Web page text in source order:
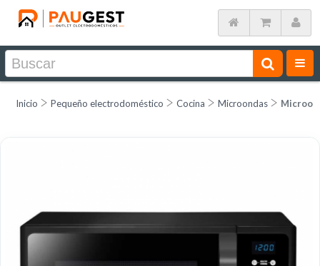
Inicio Pequeño electrodoméstico Cocina Microondas